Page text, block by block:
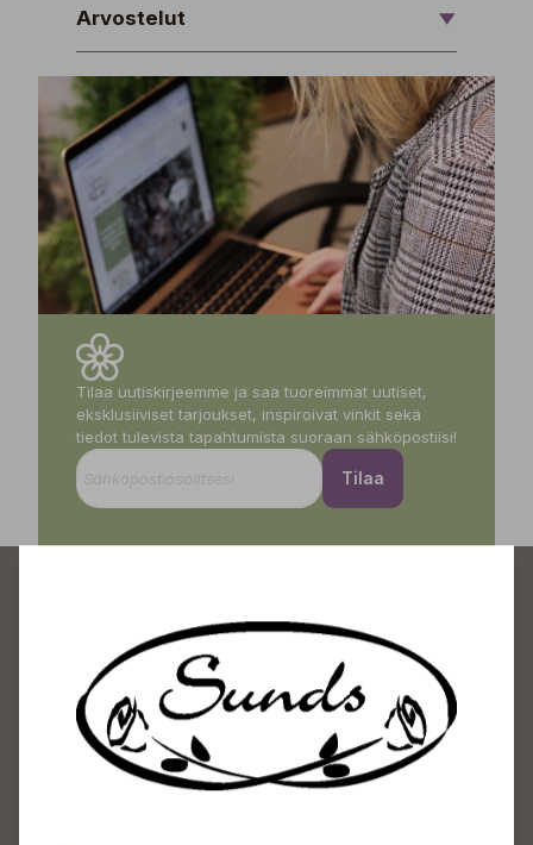
Arvostelut
Tilaa uutiskirjeemme ja saa tuoreimmat uutiset,
eksklusiiviset tarjoukset, inspiroivat vinkit sekä
tiedot tulevista tapahtumista suoraan sähköpostiisi!
Tilaa
Sundin Puutarhakeskus
Avoinna